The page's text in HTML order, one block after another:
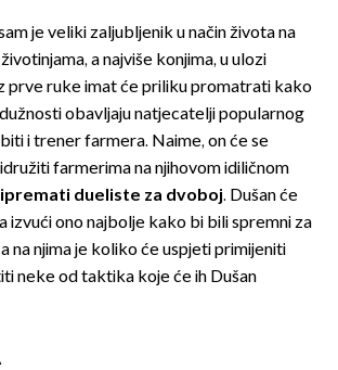
je veliki zaljubljenik u način života na
a najviše konjima, u ulozi
prve ruke imat će priliku promatrati kako
obavljaju natjecatelji popularnog
i trener farmera. Naime, on će se
farmerima na njihovom idiličnom
dueliste za dvoboj. Dušan će
izvući ono najbolje kako bi bili spremni za
na njima je koliko će uspjeti primijeniti
neke od taktika koje će ih Dušan